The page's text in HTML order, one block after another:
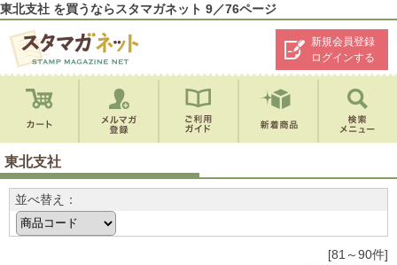
東北支社 を買うならスタマガネット 9／76ページ
新規会員登録
ログインする
東北支社
並べ替え：
[81～90件]